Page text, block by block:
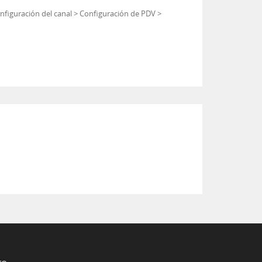
del canal > Configuración de PDV >